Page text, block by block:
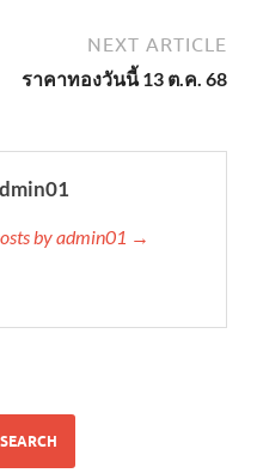
NEXT ARTICLE
ราคาทองวันนี้ 13 ต.ค. 68
by admin01 →
SEARCH